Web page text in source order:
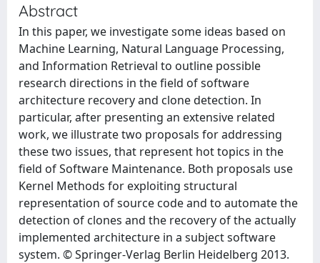
Abstract
In this paper, we investigate some ideas based on
Machine Learning, Natural Language Processing,
and Information Retrieval to outline possible
research directions in the field of software
architecture recovery and clone detection. In
particular, after presenting an extensive related
work, we illustrate two proposals for addressing
these two issues, that represent hot topics in the
field of Software Maintenance. Both proposals use
Kernel Methods for exploiting structural
representation of source code and to automate the
detection of clones and the recovery of the actually
implemented architecture in a subject software
system. © Springer-Verlag Berlin Heidelberg 2013.